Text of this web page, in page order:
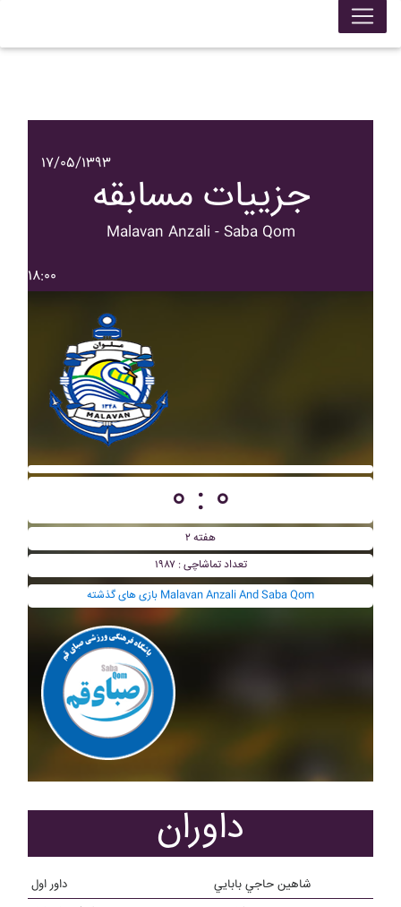
۱۷/۰۵/۱۳۹۳
جزییات مسابقه
Malavan Anzali - Saba Qom
۱۸:۰۰
۰ : ۰
هفته ۲
تعداد تماشاچی : ۱۹۸۷
بازی های گذشته Malavan Anzali And Saba Qom
داوران
داور اول
شاهين حاجي بابايي